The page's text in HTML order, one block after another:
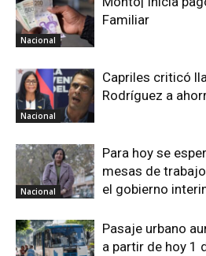
Nacional
Familiar
Nacional
Capriles criticó
Rodríguez a
Nacional
Para hoy se
mesas de
el gobierno
Pasaje urbano
a partir de hoy 1